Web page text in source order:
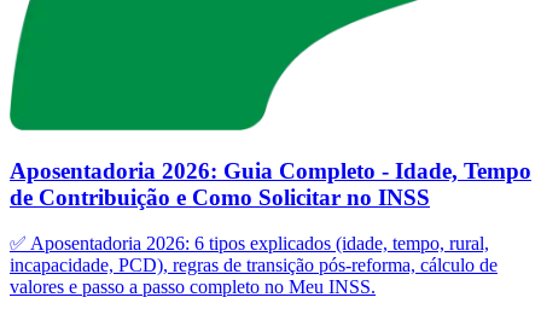
Aposentadoria 2026: Guia Completo - Idade, Tempo
de Contribuição e Como Solicitar no INSS
✅ Aposentadoria 2026: 6 tipos explicados (idade, tempo, rural,
incapacidade, PCD), regras de transição pós-reforma, cálculo de
valores e passo a passo completo no Meu INSS.